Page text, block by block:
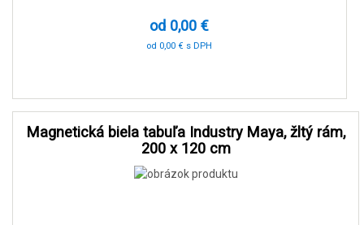
od 0,00 €
od 0,00 € s DPH
Magnetická biela tabuľa Industry Maya, žltý rám,
200 x 120 cm